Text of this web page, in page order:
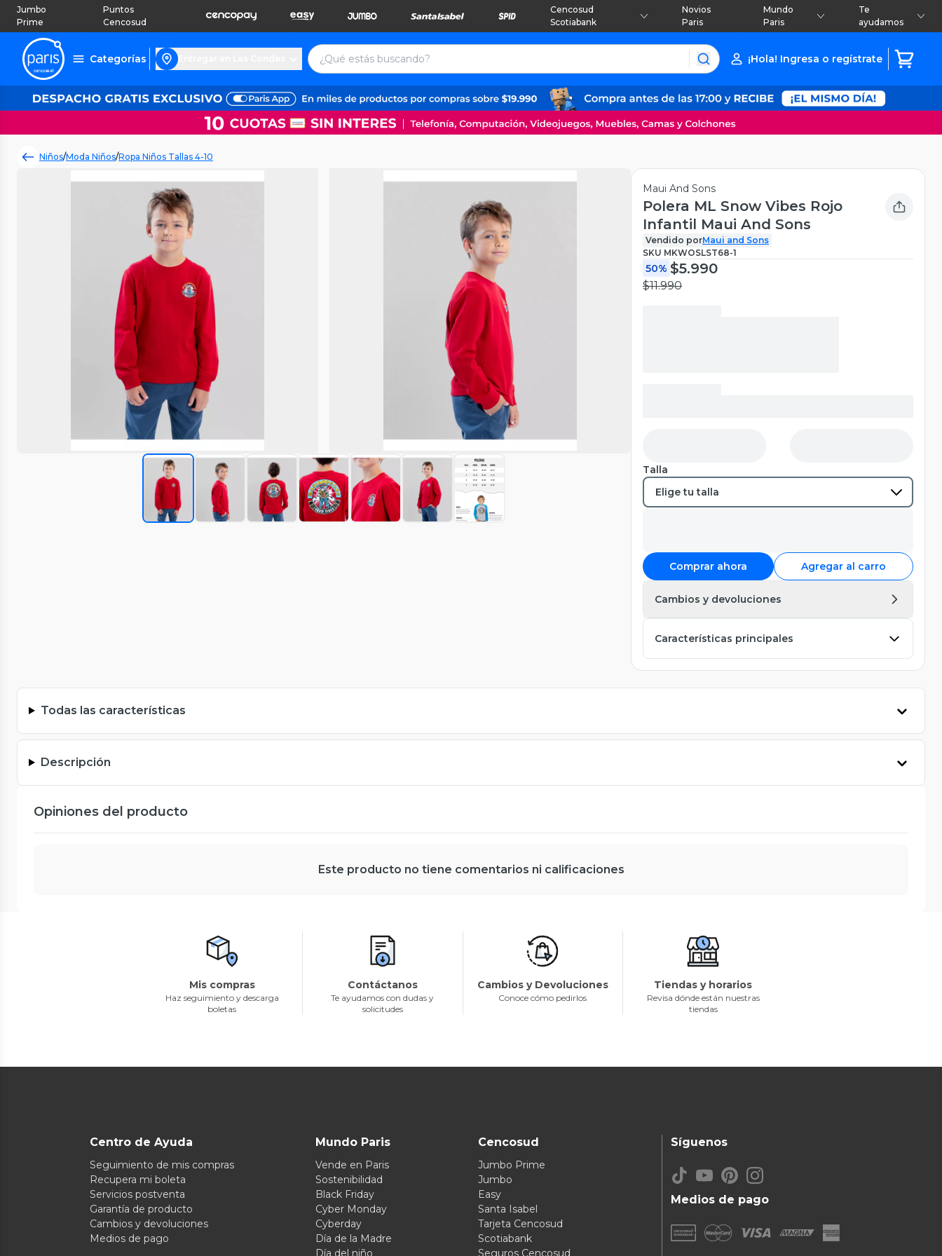
Jumbo
Prime
Puntos
Cencosud
Cencosud
Scotiabank
Novios
Paris
Mundo
Paris
Te
ayudamos
Categorías ¡Hola! Ingresa o regístrate
Niños/Moda Niños/Ropa Niños Tallas 4-10
Maui And Sons
Polera ML Snow Vibes Rojo
Infantil Maui And Sons
Vendido porMaui and Sons
SKU MKWOSLST68-1
50% $5.990
$11.990
Talla
Comprar ahora Agregar al carro
Cambios y devoluciones
Características principales
Todas las características
Descripción
Opiniones del producto
Este producto no tiene comentarios ni calificaciones
Mis compras
Haz seguimiento y descarga
boletas
Contáctanos
Te ayudamos con dudas y
solicitudes
Cambios y Devoluciones
Conoce cómo pedirlos
Tiendas y horarios
Revisa dónde están nuestras
tiendas
Centro de Ayuda
Seguimiento de mis compras
Recupera mi boleta
Servicios postventa
Garantía de producto
Cambios y devoluciones
Medios de pago
Mundo Paris
Vende en Paris
Sostenibilidad
Black Friday
Cyber Monday
Cyberday
Día de la Madre
Día del niño
Cencosud
Jumbo Prime
Jumbo
Easy
Santa Isabel
Tarjeta Cencosud
Scotiabank
Seguros Cencosud
Medios de pago
Síguenos